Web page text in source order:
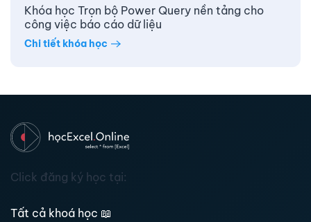
Khóa học Trọn bộ Power Query nền tảng cho
công việc báo cáo dữ liệu
Chi tiết khóa học
Click đăng ký học tại:
Tất cả khoá học 📖